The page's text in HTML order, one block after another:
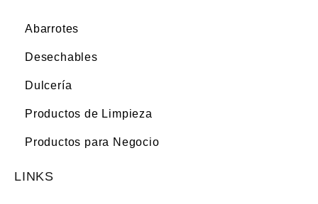
Abarrotes
Desechables
Dulcería
Productos de Limpieza
Productos para Negocio
LINKS